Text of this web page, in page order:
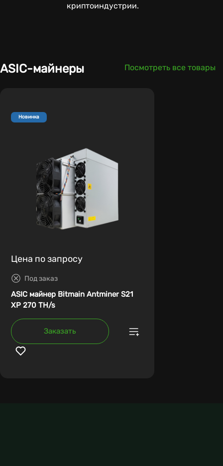
криптоиндустрии.
ASIC-майнеры Посмотреть все товары
Новинка
Цена по запросу
Под заказ
ASIC майнер Bitmain Antminer S21
XP 270 TH/s
Заказать